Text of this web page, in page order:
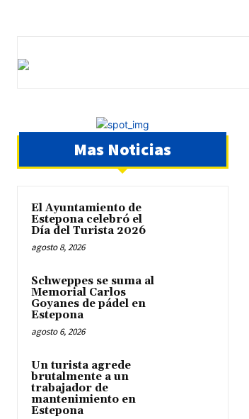
Mas Noticias
El Ayuntamiento de
Estepona celebró el
Día del Turista 2026
agosto 8, 2026
Schweppes se suma al
Memorial Carlos
Goyanes de pádel en
Estepona
agosto 6, 2026
Un turista agrede
brutalmente a un
trabajador de
mantenimiento en
Estepona